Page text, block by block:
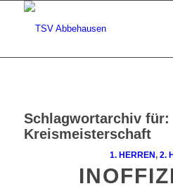
Schlagwortarchiv für:
Kreismeisterschaft
1. HERREN, 2.